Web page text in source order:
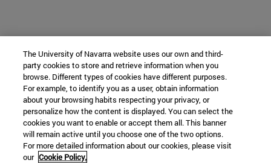
The University of Navarra website uses our own and third-
party cookies to store and retrieve information when you
browse. Different types of cookies have different purposes.
For example, to identify you as a user, obtain information
about your browsing habits respecting your privacy, or
personalize how the content is displayed. You can select the
cookies you want to enable or accept them all. This banner
will remain active until you choose one of the two options.
For more detailed information about our cookies, please visit
our Cookie Policy.